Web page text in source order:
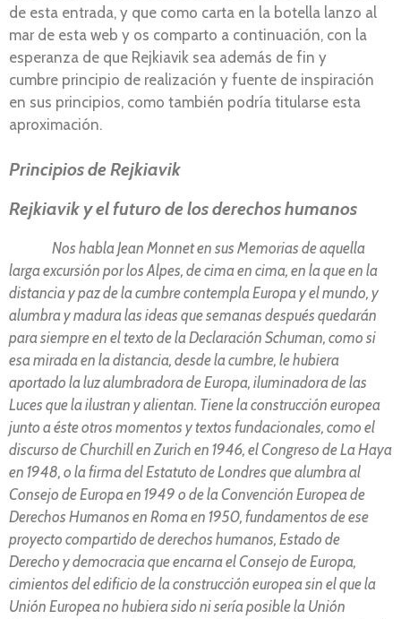
de esta entrada, y que como carta en la botella lanzo al
mar de esta web y os comparto a continuación, con la
esperanza de que Rejkiavik sea además de fin y
cumbre principio de realización y fuente de inspiración
en sus principios, como también podría titularse esta
aproximación.
Principios de Rejkiavik
Rejkiavik y el futuro de los derechos humanos
Nos habla Jean Monnet en sus Memorias de aquella
larga excursión por los Alpes, de cima en cima, en la que en la
distancia y paz de la cumbre contempla Europa y el mundo, y
alumbra y madura las ideas que semanas después quedarán
para siempre en el texto de la Declaración Schuman, como si
esa mirada en la distancia, desde la cumbre, le hubiera
aportado la luz alumbradora de Europa, iluminadora de las
Luces que la ilustran y alientan. Tiene la construcción europea
junto a éste otros momentos y textos fundacionales, como el
discurso de Churchill en Zurich en 1946, el Congreso de La Haya
en 1948, o la firma del Estatuto de Londres que alumbra al
Consejo de Europa en 1949 o de la Convención Europea de
Derechos Humanos en Roma en 1950, fundamentos de ese
proyecto compartido de derechos humanos, Estado de
Derecho y democracia que encarna el Consejo de Europa,
cimientos del edificio de la construcción europea sin el que la
Unión Europea no hubiera sido ni sería posible la Unión